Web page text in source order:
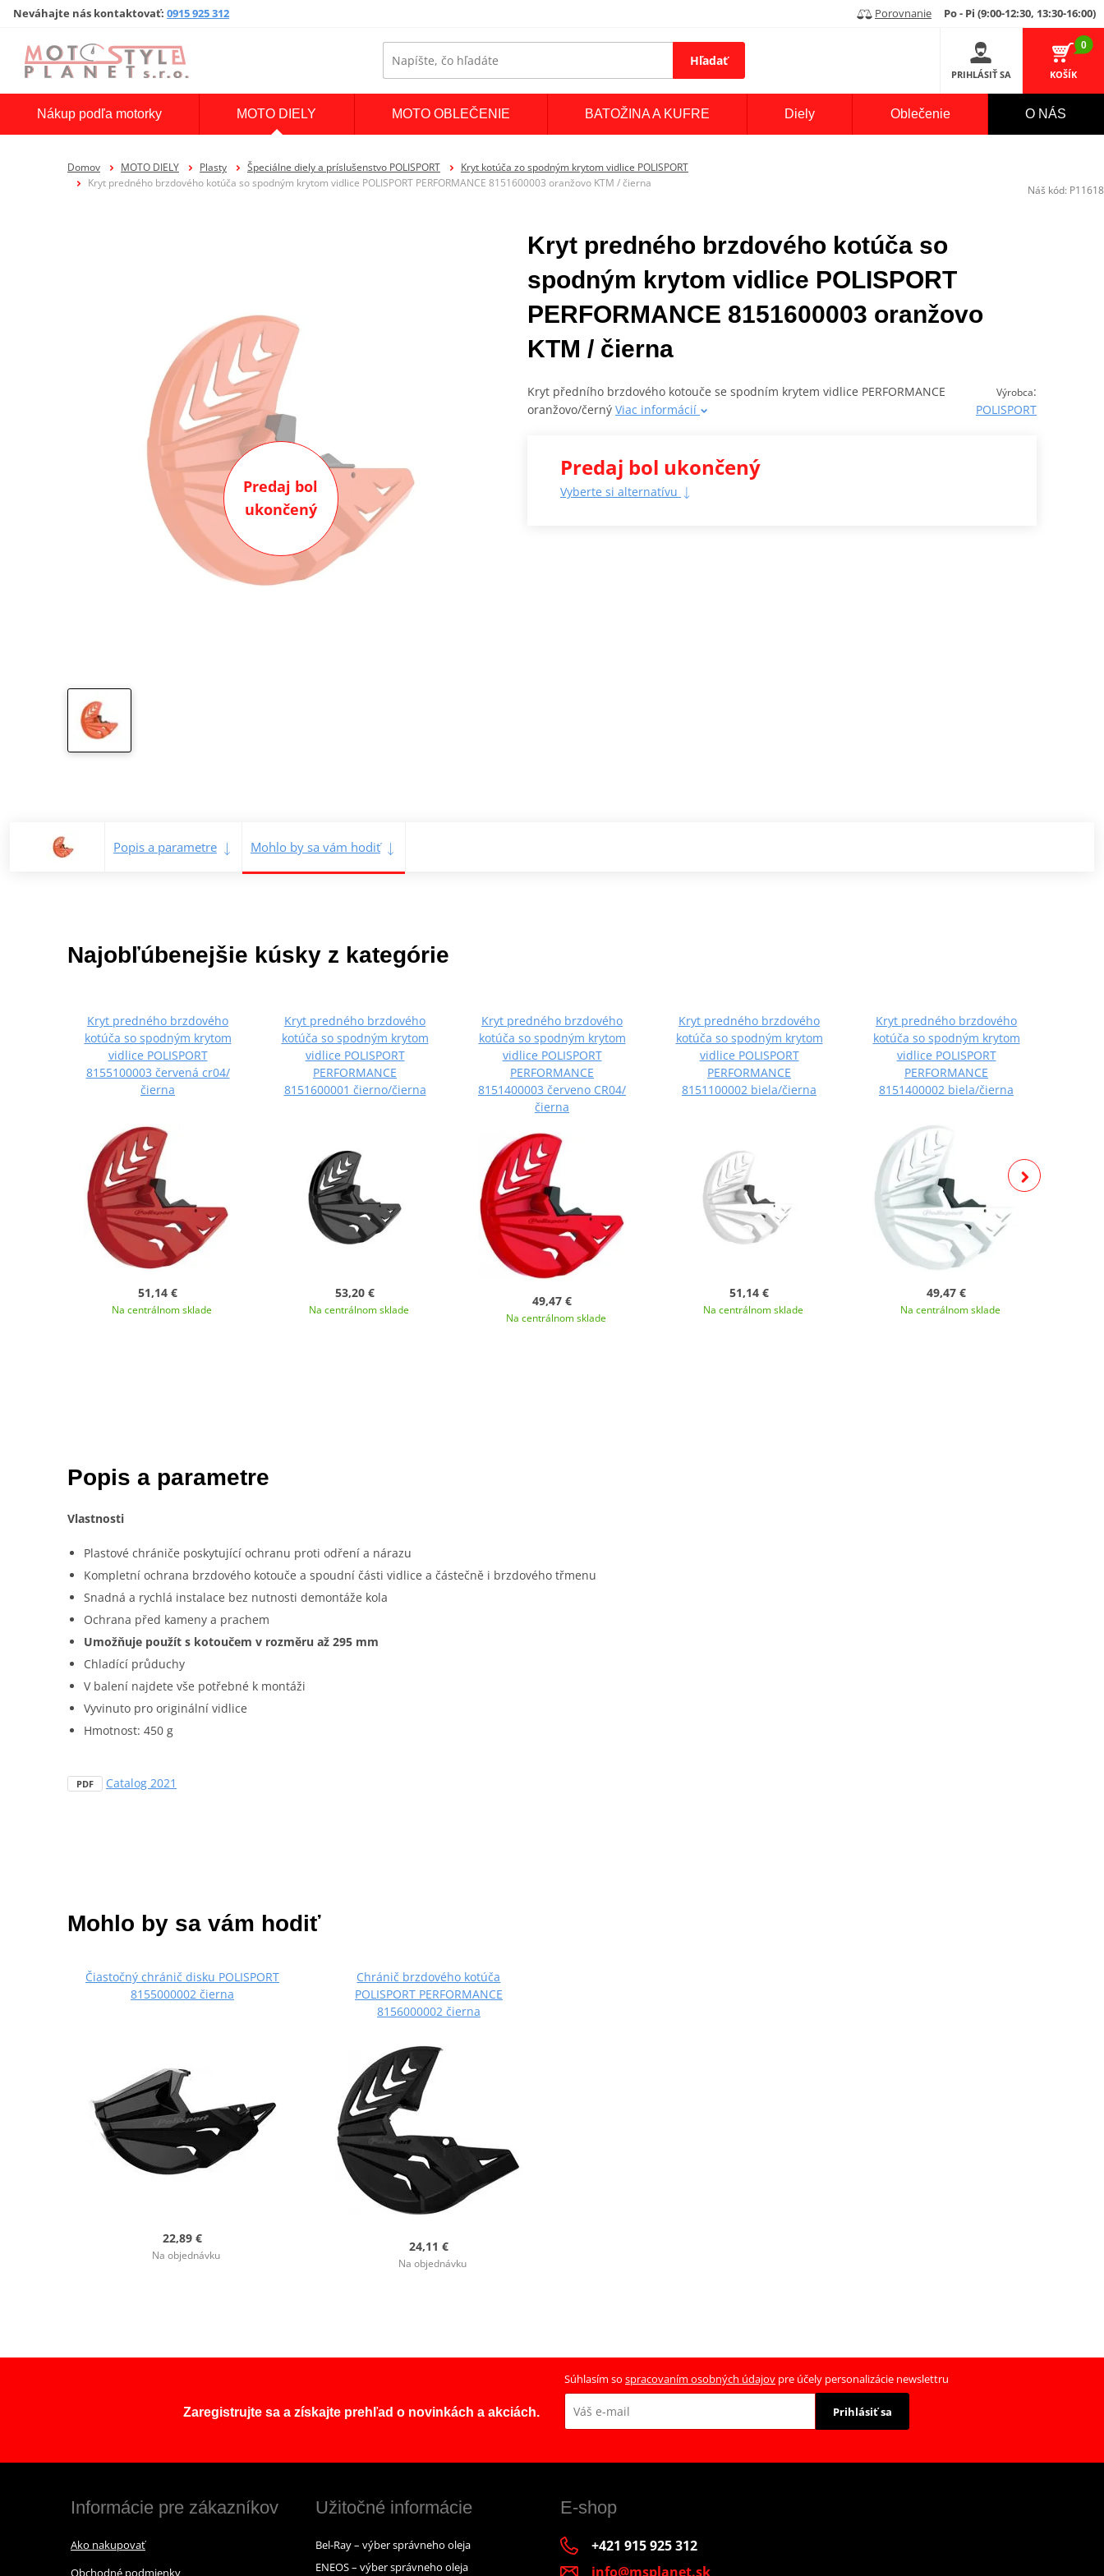
Neváhajte nás kontaktovať: 0915 925 312 Porovnanie Po - Pi (9:00-12:30, 13:30-16:00)
Hľadať
PRIHLÁSIŤ SA
0
KOŠÍK
Nákup podľa motorky MOTO DIELY MOTO OBLEČENIE BATOŽINA A KUFRE Diely Oblečenie O NÁS
Domov MOTO DIELY Plasty Špeciálne diely a príslušenstvo POLISPORT
Kryt kotúča zo spodným krytom vidlice POLISPORT
Kryt predného brzdového kotúča so spodným krytom vidlice POLISPORT PERFORMANCE 8151600003 oranžovo KTM / čierna
Predaj bol
ukončený
Kryt predného brzdového kotúča so
spodným krytom vidlice POLISPORT
PERFORMANCE 8151600003 oranžovo
KTM / čierna
Výrobca:
POLISPORT
Kryt předního brzdového kotouče se spodním krytem vidlice PERFORMANCE
oranžovo/černý Viac informácií
Predaj bol ukončený
Vyberte si alternatívu
Popis a parametre Mohlo by sa vám hodiť
Najobľúbenejšie kúsky z kategórie
Kryt predného brzdového
kotúča so spodným krytom
vidlice POLISPORT
8155100003 červená cr04/
čierna
51,14 €
Na centrálnom sklade
Kryt predného brzdového
kotúča so spodným krytom
vidlice POLISPORT
PERFORMANCE
8151600001 čierno/čierna
53,20 €
Na centrálnom sklade
Kryt predného brzdového
kotúča so spodným krytom
vidlice POLISPORT
PERFORMANCE
8151400003 červeno CR04/
čierna
49,47 €
Na centrálnom sklade
Kryt predného brzdového
kotúča so spodným krytom
vidlice POLISPORT
PERFORMANCE
8151100002 biela/čierna
51,14 €
Na centrálnom sklade
Kryt predného brzdového
kotúča so spodným krytom
vidlice POLISPORT
PERFORMANCE
8151400002 biela/čierna
49,47 €
Na centrálnom sklade
Popis a parametre
Vlastnosti
Plastové chrániče poskytující ochranu proti odření a nárazu
Kompletní ochrana brzdového kotouče a spoudní části vidlice a částečně i brzdového třmenu
Snadná a rychlá instalace bez nutnosti demontáže kola
Ochrana před kameny a prachem
Umožňuje použít s kotoučem v rozměru až 295 mm
Chladící průduchy
V balení najdete vše potřebné k montáži
Vyvinuto pro originální vidlice
Hmotnost: 450 g
PDF Catalog 2021
Náš kód: P11618
Mohlo by sa vám hodiť
Čiastočný chránič disku POLISPORT
8155000002 čierna
22,89 €
Na objednávku
Chránič brzdového kotúča
POLISPORT PERFORMANCE
8156000002 čierna
24,11 €
Na objednávku
Zaregistrujte sa a získajte prehľad o novinkách a akciách.
Súhlasím so spracovaním osobných údajov pre účely personalizácie newslettru
Prihlásiť sa
Informácie pre zákazníkov
Ako nakupovať
Obchodné podmienky
Užitočné informácie
Bel-Ray – výber správneho oleja
ENEOS – výber správneho oleja
E-shop
+421 915 925 312
info@msplanet.sk